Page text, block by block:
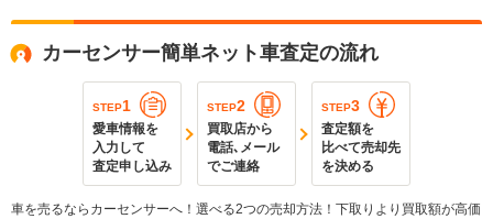
カーセンサー簡単ネット車査定の流れ
STEP1
愛車情報を
入力して
査定申し込み
STEP2
買取店から
電話､メール
でご連絡
STEP3
査定額を
比べて売却先
を決める
車を売るならカーセンサーへ！選べる2つの売却方法！下取りより買取額が高価